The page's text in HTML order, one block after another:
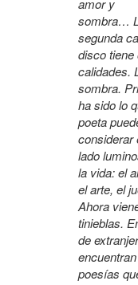
sombra…
segunda
disco tiene
calidades.
sombra.
ha sido lo
poeta
considerar
lado
la vida: el
el arte, el
Ahora
tinieblas.
de
poesías